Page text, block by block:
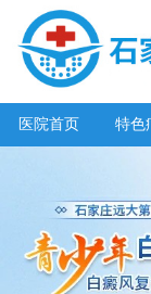
医院首页 特色
青少
发现